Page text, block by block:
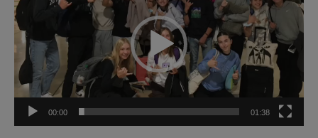
00:00 01:38